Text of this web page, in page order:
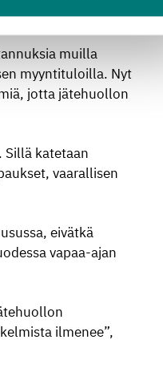
muilla
myyntituloilla. Nyt
jotta jätehuollon
katetaan
vaarallisen
eivätkä
vapaa-ajan
ilmenee”,